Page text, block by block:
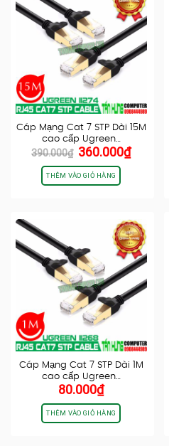
Cáp Mạng Cat 7 STP Dài 15M
cao cấp Ugreen…
390.000₫ Giá
gốc
là:
390.000₫.
360.000₫Giá
THÊM VÀO GIỎ HÀNG
Cáp Mạng Cat 7 STP Dài 1M
cao cấp Ugreen…
80.000₫
THÊM VÀO GIỎ HÀNG